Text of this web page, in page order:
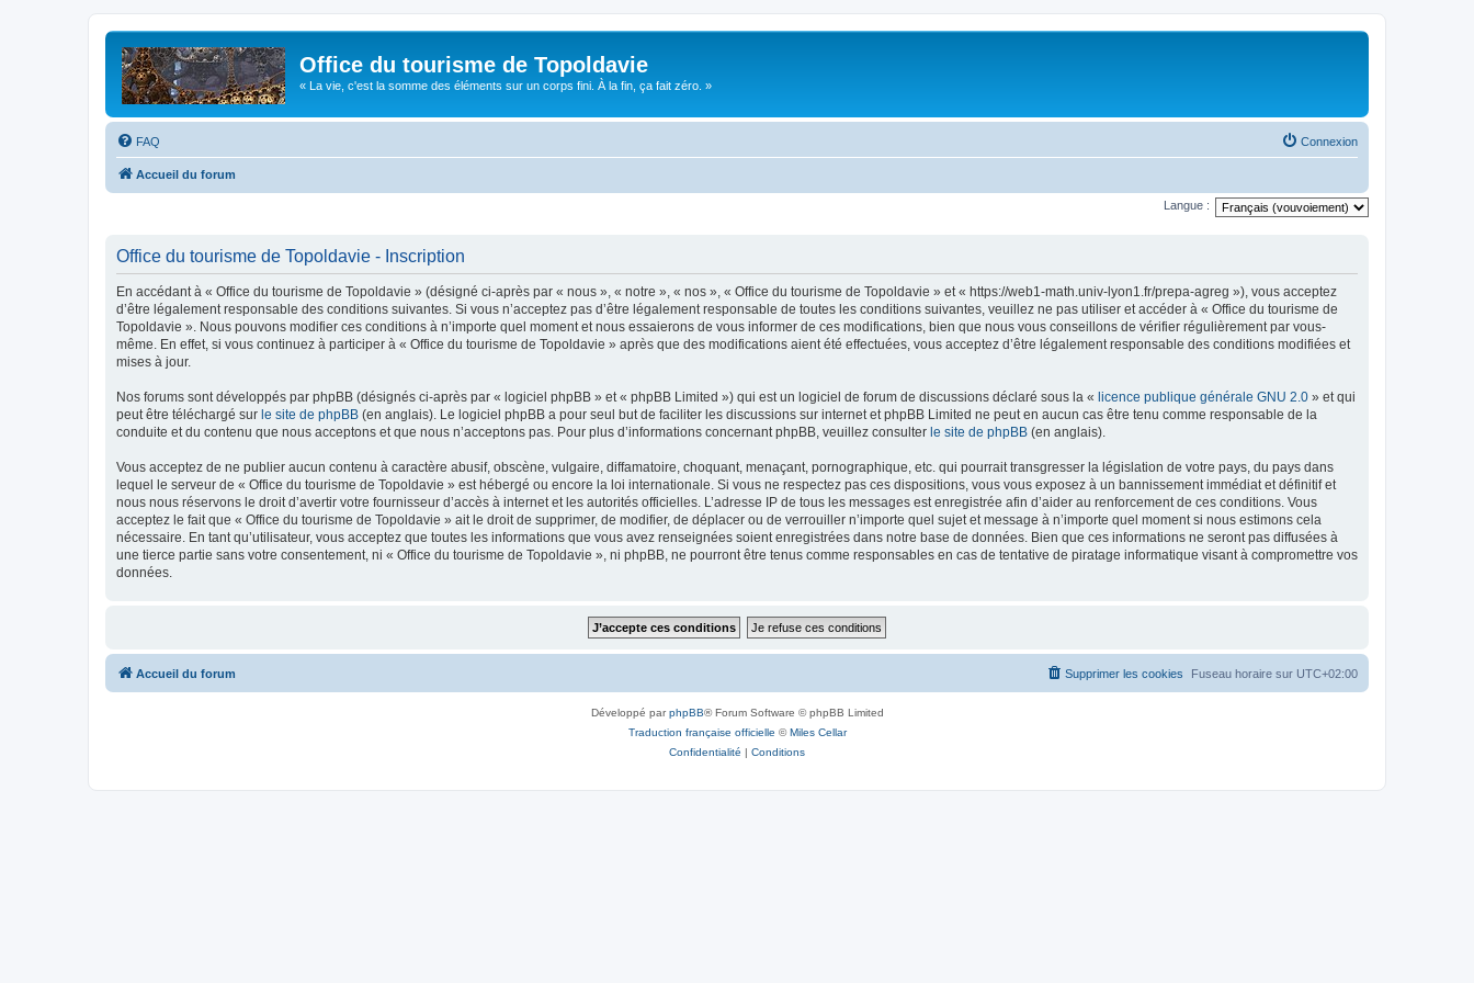
Office du tourisme de Topoldavie
« La vie, c'est la somme des éléments sur un corps fini. À la fin, ça fait zéro. »
FAQ Connexion
Accueil du forum
Langue :
Office du tourisme de Topoldavie - Inscription
En accédant à « Office du tourisme de Topoldavie » (désigné ci-après par « nous », « notre », « nos », « Office du tourisme de Topoldavie » et « https://web1-math.univ-lyon1.fr/prepa-agreg »), vous acceptez
d’être légalement responsable des conditions suivantes. Si vous n’acceptez pas d’être légalement responsable de toutes les conditions suivantes, veuillez ne pas utiliser et accéder à « Office du tourisme de
Topoldavie ». Nous pouvons modifier ces conditions à n’importe quel moment et nous essaierons de vous informer de ces modifications, bien que nous vous conseillons de vérifier régulièrement par vous-
même. En effet, si vous continuez à participer à « Office du tourisme de Topoldavie » après que des modifications aient été effectuées, vous acceptez d’être légalement responsable des conditions modifiées et
mises à jour.
Nos forums sont développés par phpBB (désignés ci-après par « logiciel phpBB » et « phpBB Limited ») qui est un logiciel de forum de discussions déclaré sous la « licence publique générale GNU 2.0 » et qui
peut être téléchargé sur le site de phpBB (en anglais). Le logiciel phpBB a pour seul but de faciliter les discussions sur internet et phpBB Limited ne peut en aucun cas être tenu comme responsable de la
conduite et du contenu que nous acceptons et que nous n’acceptons pas. Pour plus d’informations concernant phpBB, veuillez consulter le site de phpBB (en anglais).
Vous acceptez de ne publier aucun contenu à caractère abusif, obscène, vulgaire, diffamatoire, choquant, menaçant, pornographique, etc. qui pourrait transgresser la législation de votre pays, du pays dans
lequel le serveur de « Office du tourisme de Topoldavie » est hébergé ou encore la loi internationale. Si vous ne respectez pas ces dispositions, vous vous exposez à un bannissement immédiat et définitif et
nous nous réservons le droit d’avertir votre fournisseur d’accès à internet et les autorités officielles. L’adresse IP de tous les messages est enregistrée afin d’aider au renforcement de ces conditions. Vous
acceptez le fait que « Office du tourisme de Topoldavie » ait le droit de supprimer, de modifier, de déplacer ou de verrouiller n’importe quel sujet et message à n’importe quel moment si nous estimons cela
nécessaire. En tant qu’utilisateur, vous acceptez que toutes les informations que vous avez renseignées soient enregistrées dans notre base de données. Bien que ces informations ne seront pas diffusées à
une tierce partie sans votre consentement, ni « Office du tourisme de Topoldavie », ni phpBB, ne pourront être tenus comme responsables en cas de tentative de piratage informatique visant à compromettre vos
données.
Accueil du forum Fuseau horaire sur UTC+02:00
Supprimer les cookies
Développé parphpBB® Forum Software © phpBB Limited
Traduction française officielle ©Miles Cellar
Confidentialité | Conditions